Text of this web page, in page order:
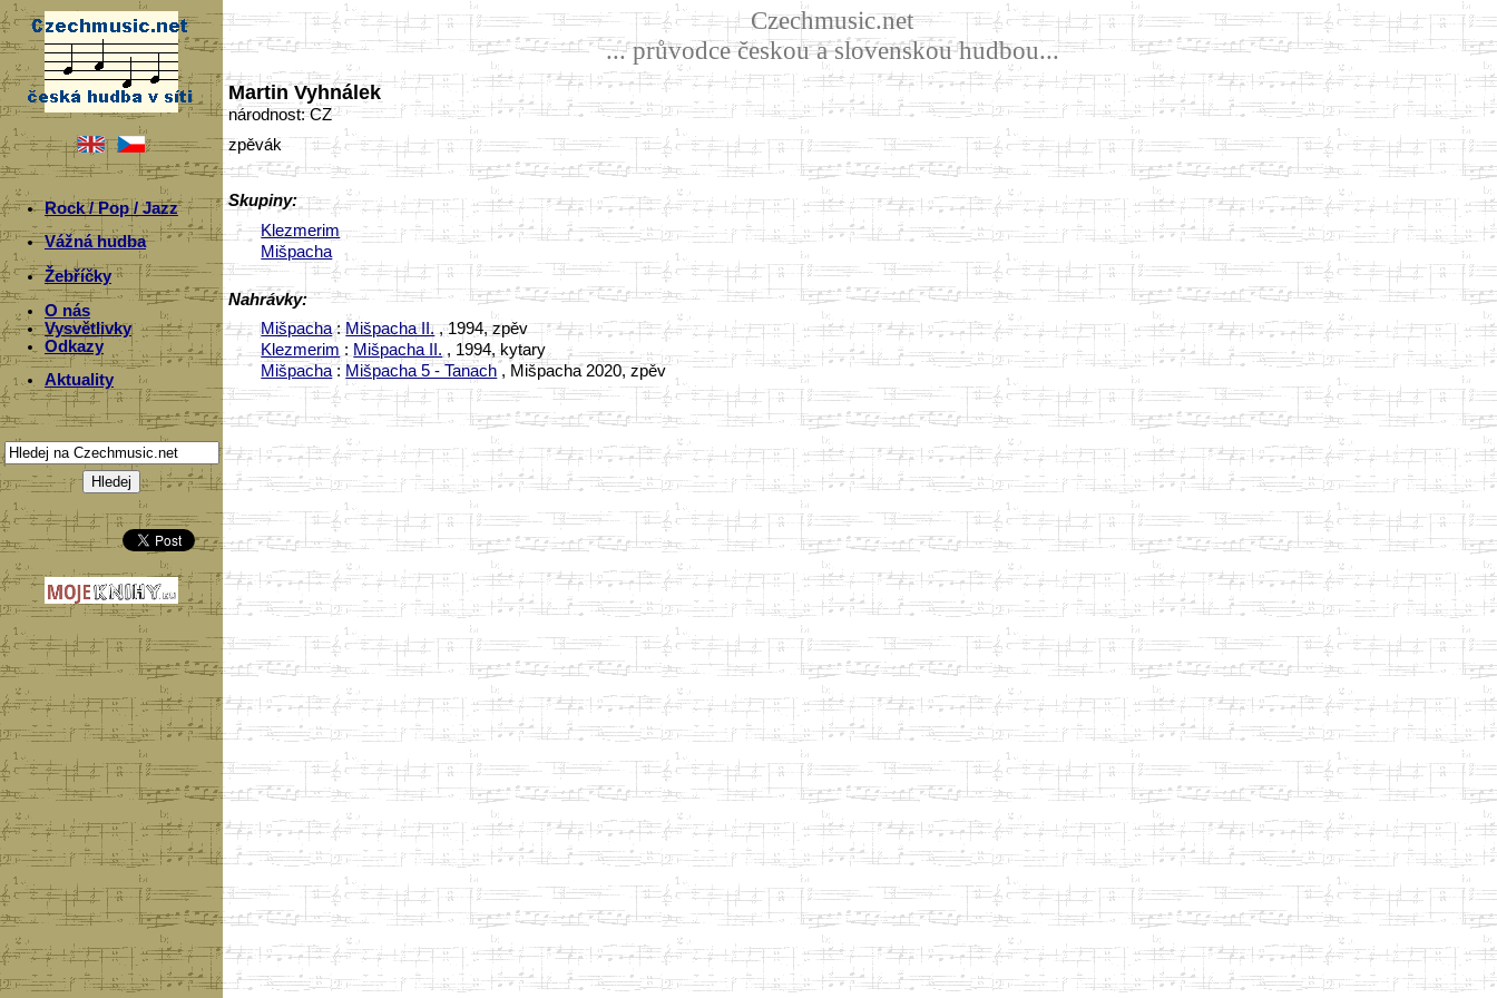
Rock / Pop / Jazz
Vážná hudba
Žebříčky
O nás
Vysvětlivky
Odkazy
Aktuality
Czechmusic.net
... průvodce českou a slovenskou hudbou...
Martin Vyhnálek
národnost: CZ
zpěvák
Skupiny:
Klezmerim
Mišpacha
Nahrávky:
Mišpacha:Mišpacha II., 1994, zpěv
Klezmerim : Mišpacha II., 1994, kytary
Mišpacha: Mišpacha 5 - Tanach , Mišpacha 2020, zpěv